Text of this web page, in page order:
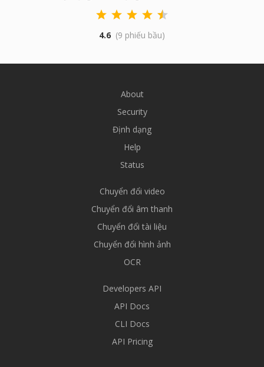
4.6 (9 phiếu bầu)
About
Security
Định dạng
Help
Status
Chuyển đổi video
Chuyển đổi âm thanh
Chuyển đổi tài liệu
Chuyển đổi hình ảnh
OCR
Developers API
API Docs
CLI Docs
API Pricing